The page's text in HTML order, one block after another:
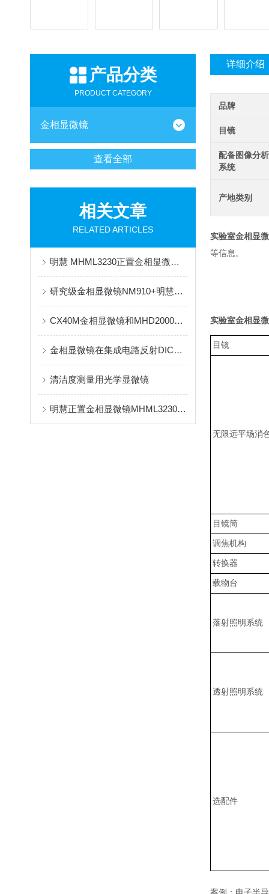
产品分类
PRODUCT CATEGORY
金相显微镜
查看全部
相关文章
RELATED ARTICLES
明慧 MHML3230正置金相显微镜 透明塑料成品及半成品缺陷检测解决方案
研究级金相显微镜NM910+明慧MHD2000相机应用于消防火灾痕迹物证分析
CX40M金相显微镜和MHD2000显微相机应用于电池壳研究
金相显微镜在集成电路反射DIC应用
清洁度测量用光学显微镜
明慧正置金相显微镜MHML3230搭配摄像头MHS600用于观察硅片
详细介绍
品牌
目镜
配备图像分析
系统
产地类别
实验室金相显
等信息。
实验室金相显
目镜
无限远平场消
目镜筒
调焦机构
转换器
载物台
落射照明系统
透射照明系统
选配件